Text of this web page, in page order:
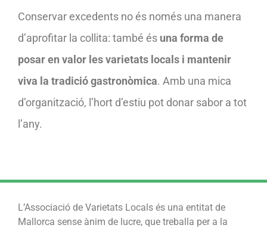
Conservar excedents no és només una manera
d’aprofitar la collita: també és una forma de
posar en valor les varietats locals i mantenir
viva la tradició gastronòmica. Amb una mica
d’organització, l’hort d’estiu pot donar sabor a tot
l’any.
L’Associació de Varietats Locals és una entitat de
Mallorca sense ànim de lucre, que treballa per a la